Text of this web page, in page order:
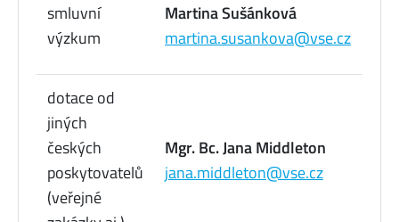
smluvní
výzkum
Martina Sušánková
martina.susankova@vse.cz
dotace od
jiných
českých
poskytovatelů
(veřejné
Mgr. Bc. Jana Middleton
jana.middleton@vse.cz